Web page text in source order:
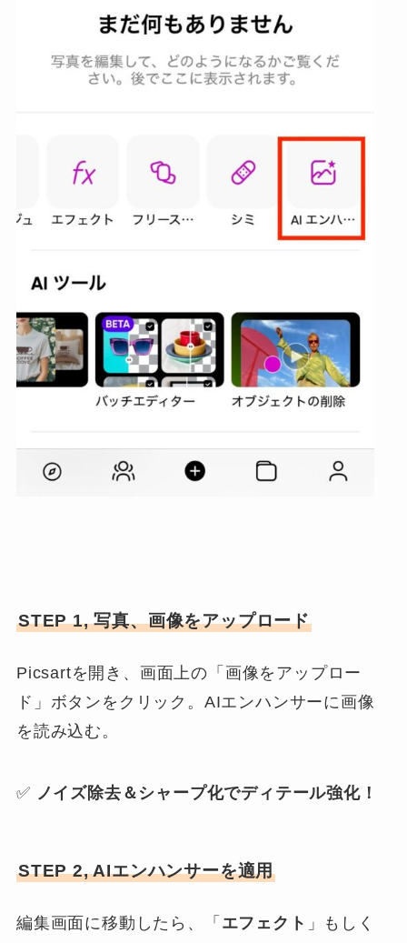
STEP 1, 写真、画像をアップロード
Picsartを開き、画面上の「画像をアップロー
ド」ボタンをクリック。AIエンハンサーに画像
を読み込む。
✅ ノイズ除去＆シャープ化でディテール強化！
STEP 2, AIエンハンサーを適用
編集画面に移動したら、「 エフェクト 」もしく